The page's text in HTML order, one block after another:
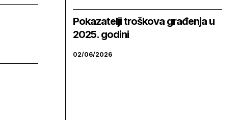
Pokazatelji troškova građenja u
2025. godini
02/06/2026